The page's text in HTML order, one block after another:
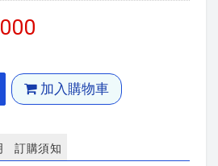
加入購物車
訂購須知